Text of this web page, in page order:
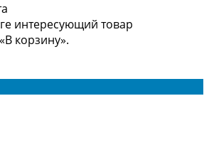
интересующий товар
корзину».